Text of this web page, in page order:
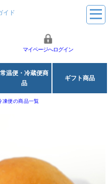
イド
マイページへログイン
常温便・冷蔵便商
品
ギフト商品
凍便の商品一覧